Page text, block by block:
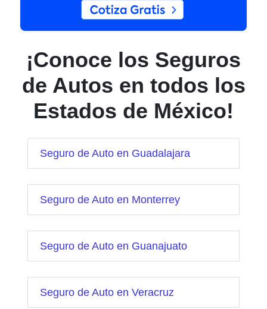
¡Conoce los Seguros
de Autos en todos los
Estados de México!
Seguro de Auto en Guadalajara
Seguro de Auto en Monterrey
Seguro de Auto en Guanajuato
Seguro de Auto en Veracruz